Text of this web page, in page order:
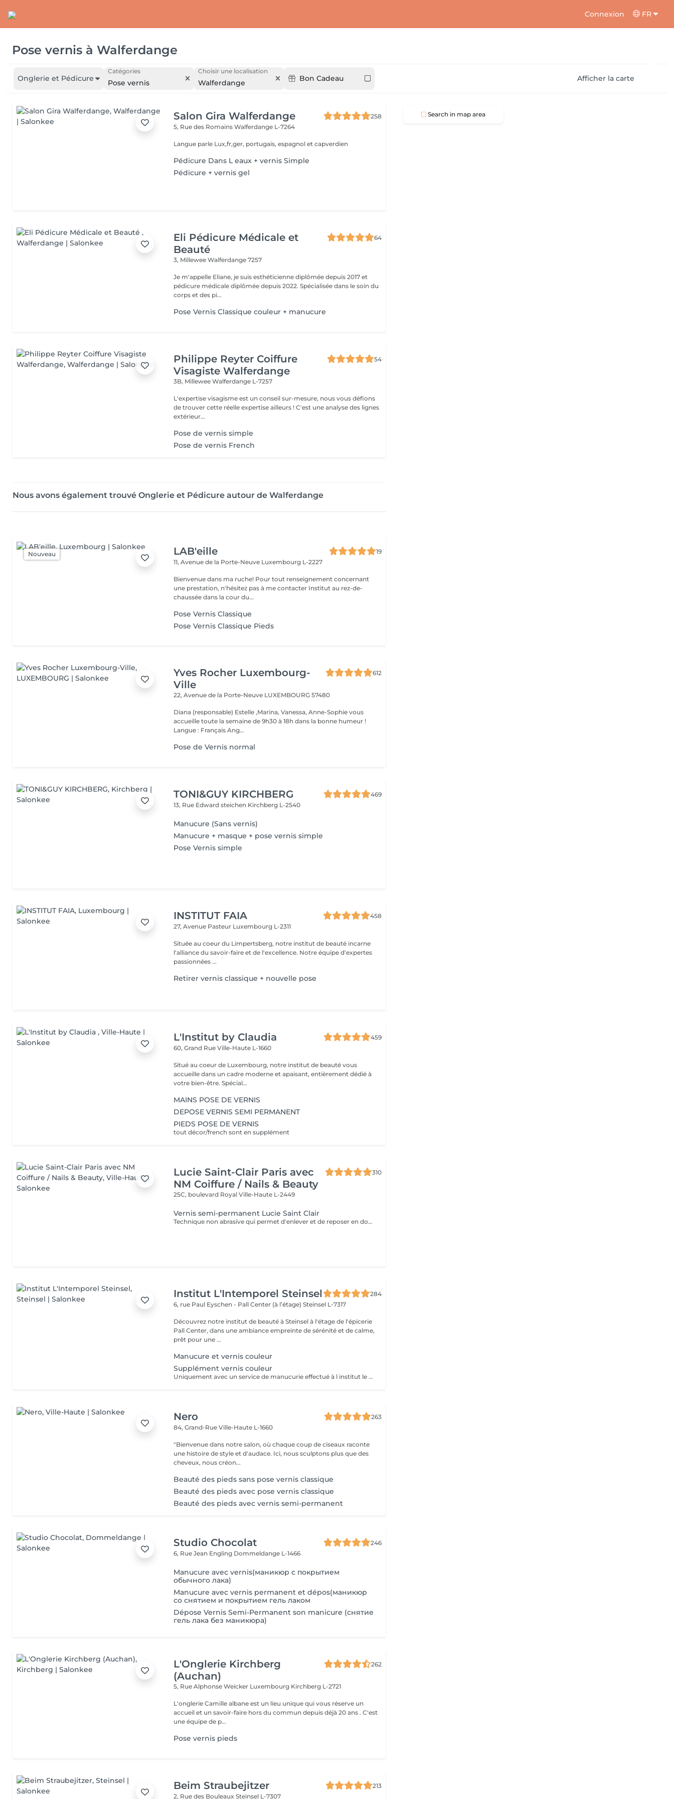
Connexion FR
Pose vernis à Walferdange
Onglerie et Pédicure
Catégories
Pose vernis
Choisir une localisation
Walferdange Bon Cadeau Afficher la carte
Salon Gira Walferdange
258
5, Rue des RomainsWalferdange L-7264
Langue parle Lux,fr,ger, portugais, espagnol et capverdien
Pédicure Dans L eaux + vernis Simple
Pédicure + vernis gel
Eli Pédicure Médicale et
Beauté
64
3, MilleweeWalferdange 7257
Je m'appelle Eliane, je suis esthéticienne diplômée depuis 2017 et
pédicure médicale diplômée depuis 2022. Spécialisée dans le soin du
corps et des pi...
Pose Vernis Classique couleur + manucure
Philippe Reyter Coiffure
Visagiste Walferdange
54
3B, MilleweeWalferdange L-7257
L'expertise visagisme est un conseil sur-mesure, nous vous défions
de trouver cette réelle expertise ailleurs ! C'est une analyse des lignes
extérieur...
Pose de vernis simple
Pose de vernis French
Nous avons également trouvé Onglerie et Pédicure autour de Walferdange
Nouveau LAB'eille
19
11, Avenue de la Porte-Neuve Luxembourg L-2227
Bienvenue dans ma ruche! Pour tout renseignement concernant
une prestation, n'hésitez pas à me contacter Institut au rez-de-
chaussée dans la cour du...
Pose Vernis Classique
Pose Vernis Classique Pieds
Yves Rocher Luxembourg-
Ville
612
22, Avenue de la Porte-Neuve LUXEMBOURG 57480
Diana (responsable) Estelle ,Marina, Vanessa, Anne-Sophie vous
accueille toute la semaine de 9h30 à 18h dans la bonne humeur !
Langue : Français Ang...
Pose de Vernis normal
TONI&GUY KIRCHBERG
469
13, Rue Edward steichen Kirchberg L-2540
Manucure (Sans vernis)
Manucure + masque + pose vernis simple
Pose Vernis simple
INSTITUT FAIA
458
27, Avenue Pasteur Luxembourg L-2311
Située au coeur du Limpertsberg, notre institut de beauté incarne
l'alliance du savoir-faire et de l'excellence. Notre équipe d'expertes
passionnées ...
Retirer vernis classique + nouvelle pose
L'Institut by Claudia
459
60, Grand RueVille-Haute L-1660
Situé au coeur de Luxembourg, notre institut de beauté vous
accueille dans un cadre moderne et apaisant, entièrement dédié à
votre bien-être. Spécial...
MAINS POSE DE VERNIS
DEPOSE VERNIS SEMI PERMANENT
PIEDS POSE DE VERNIS
tout décor/french sont en supplément
Lucie Saint-Clair Paris avec
NM Coiffure / Nails & Beauty
310
25C, boulevard RoyalVille-Haute L-2449
Vernis semi-permanent Lucie Saint Clair
Technique non abrasive qui permet d'enlever et de reposer en douceur votre semi-permanent. Tenue ,brillance impeccable
Institut L'Intemporel Steinsel
284
6, rue Paul Eyschen - Pall Center (à l’étage)Steinsel L-7317
Découvrez notre institut de beauté à Steinsel à l'étage de l'épicerie
Pall Center, dans une ambiance empreinte de sérénité et de calme,
prêt pour une ...
Manucure et vernis couleur
Supplément vernis couleur
Uniquement avec un service de manucurie effectué à l institut le même jour .
Nero
263
84, Grand-RueVille-Haute L-1660
"Bienvenue dans notre salon, où chaque coup de ciseaux raconte
une histoire de style et d'audace. Ici, nous sculptons plus que des
cheveux, nous créon...
Beauté des pieds sans pose vernis classique
Beauté des pieds avec pose vernis classique
Beauté des pieds avec vernis semi-permanent
Studio Chocolat
246
6, Rue Jean Engling Dommeldange L-1466
Manucure avec vernis(маникюр с покрытием
обычного лака)
Manucure avec vernis permanent et dépos(маникюр
со снятием и покрытием гель лаком
Dépose Vernis Semi-Permanent son manicure (снятие
гель лака без маникюра)
L'Onglerie Kirchberg
(Auchan)
262
5, Rue Alphonse Weicker Luxembourg Kirchberg L-2721
L'onglerie Camille albane est un lieu unique qui vous réserve un
accueil et un savoir-faire hors du commun depuis déjà 20 ans . C'est
une équipe de p...
Pose vernis pieds
Beim Straubejitzer
213
2, Rue des BouleauxSteinsel L-7307
Search in map area